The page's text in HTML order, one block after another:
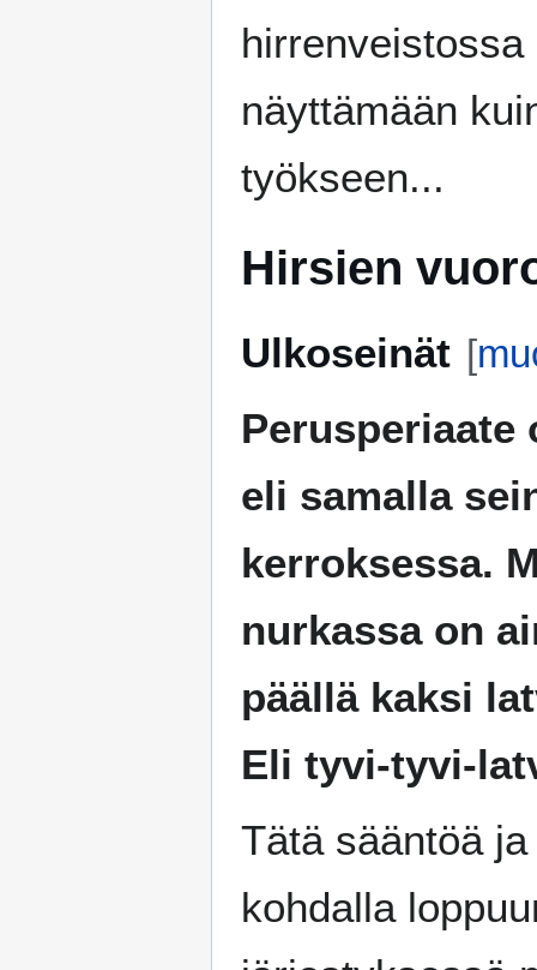
näyttämään
työkseen...
Hirsien
Ulkoseinät [
eli samalla
kerroksessa.
nurkassa on
päällä kaksi
Eli tyvi-tyvi-
Tätä sääntöä
kohdalla